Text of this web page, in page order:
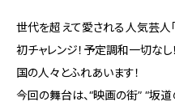
世代を超えて愛される人気芸人
初チャレンジ！予定調和一切なし
国の人々とふれあいます！
今回の舞台は、“映画の街” “坂